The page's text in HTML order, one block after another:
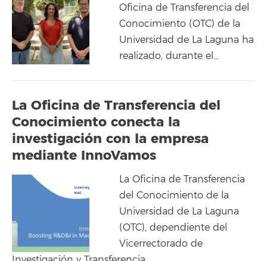
Oficina de Transferencia del
Conocimiento (OTC) de la
Universidad de La Laguna ha
realizado, durante el…
La Oficina de Transferencia del
Conocimiento conecta la
investigación con la empresa
mediante InnoVamos
La Oficina de Transferencia
del Conocimiento de la
Universidad de La Laguna
(OTC), dependiente del
Vicerrectorado de